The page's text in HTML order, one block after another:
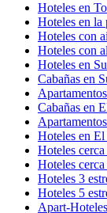
Hoteles en
Hoteles en la
Hoteles con
Hoteles con
Hoteles en
Cabañas en
Cabañas en
Hoteles en
Hoteles
Hoteles
Hoteles 3
Hoteles 5
Apart-